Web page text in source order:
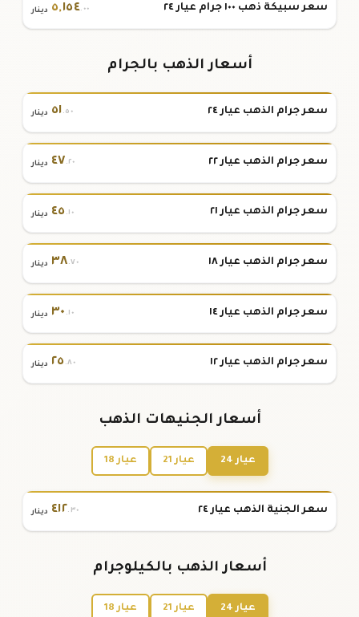
سعر سبيكة ذهب ١٠٠ جرام عيار ٢٤ ٥,١٥٤.٠٠ دينار
أسعار الذهب بالجرام
سعر جرام الذهب عيار ٢٤ ٥١.٥٠ دينار
سعر جرام الذهب عيار ٢٢ ٤٧.٢٠ دينار
سعر جرام الذهب عيار ٢١ ٤٥ .١٠ دينار
سعر جرام الذهب عيار ١٨ ٣٨.٧٠ دينار
سعر جرام الذهب عيار ١٤ ٣٠ .١٠ دينار
سعر جرام الذهب عيار ١٢ ٢٥ .٨٠ دينار
أسعار الجنيهات الذهب
عيار 24 عيار 21 عيار 18
سعر الجنية الذهب عيار ٢٤ ٤١٢.٣٠ دينار
أسعار الذهب بالكيلوجرام
عيار 24 عيار 21 عيار 18